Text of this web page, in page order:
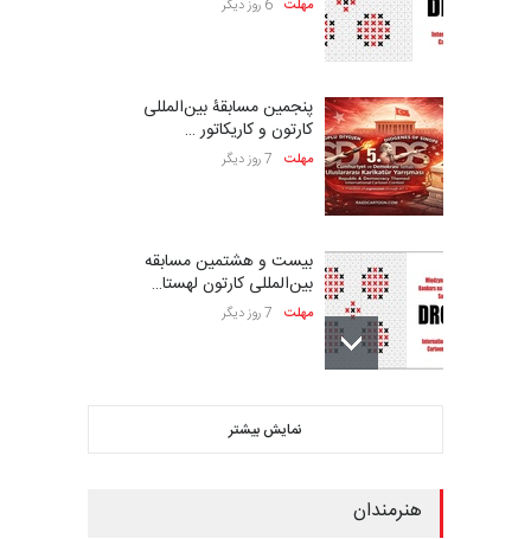
مهلت 6 روز دیگر
پنجمین مسابقۀ بین‌المللی
کارتون و کاریکاتور …
مهلت 7 روز دیگر
بیست و هشتمین مسابقه
بین‌المللی کارتون لهستا…
مهلت 7 روز دیگر
کاریکاتور CIK Damad…
نمایش بیشتر
هنرمندان